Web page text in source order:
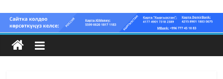
Кыргыз
маданият